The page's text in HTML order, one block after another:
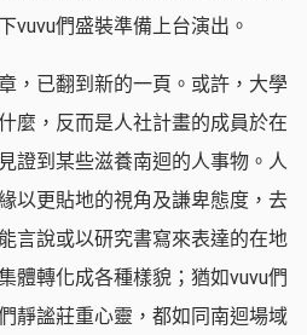
vuvu們盛裝準備上台演出。
，已翻到新的一頁。或許，大學
麼，反而是人社計畫的成員於在
證到某些滋養南迴的人事物。人
以更貼地的視角及謙卑態度，去
言說或以研究書寫來表達的在地
體轉化成各種樣貌；猶如vuvu們
靜謐莊重心靈，都如同南迴場域